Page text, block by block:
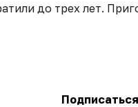
до трех лет.